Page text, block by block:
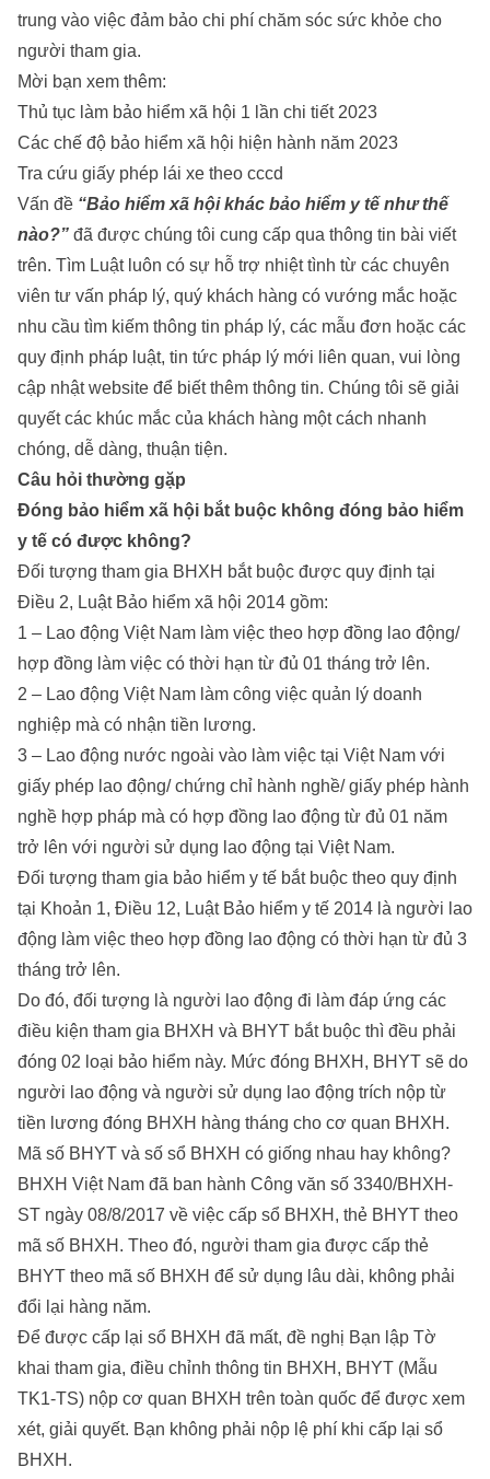
trung vào việc đảm bảo chi phí chăm sóc sức khỏe cho
người tham gia.
Mời bạn xem thêm:
Thủ tục làm bảo hiểm xã hội 1 lần chi tiết 2023
Các chế độ bảo hiểm xã hội hiện hành năm 2023
Tra cứu giấy phép lái xe theo cccd
Vấn đề “Bảo hiểm xã hội khác bảo hiểm y tế như thế
nào?” đã được chúng tôi cung cấp qua thông tin bài viết
trên. Tìm Luật luôn có sự hỗ trợ nhiệt tình từ các chuyên
viên tư vấn pháp lý, quý khách hàng có vướng mắc hoặc
nhu cầu tìm kiếm thông tin pháp lý, các mẫu đơn hoặc các
quy định pháp luật, tin tức pháp lý mới liên quan, vui lòng
cập nhật website để biết thêm thông tin. Chúng tôi sẽ giải
quyết các khúc mắc của khách hàng một cách nhanh
chóng, dễ dàng, thuận tiện.
Câu hỏi thường gặp
Đóng bảo hiểm xã hội bắt buộc không đóng bảo hiểm
y tế có được không?
Đối tượng tham gia BHXH bắt buộc được quy định tại
Điều 2, Luật Bảo hiểm xã hội 2014 gồm:
1 – Lao động Việt Nam làm việc theo hợp đồng lao động/
hợp đồng làm việc có thời hạn từ đủ 01 tháng trở lên.
2 – Lao động Việt Nam làm công việc quản lý doanh
nghiệp mà có nhận tiền lương.
3 – Lao động nước ngoài vào làm việc tại Việt Nam với
giấy phép lao động/ chứng chỉ hành nghề/ giấy phép hành
nghề hợp pháp mà có hợp đồng lao động từ đủ 01 năm
trở lên với người sử dụng lao động tại Việt Nam.
Đối tượng tham gia bảo hiểm y tế bắt buộc theo quy định
tại Khoản 1, Điều 12, Luật Bảo hiểm y tế 2014 là người lao
động làm việc theo hợp đồng lao động có thời hạn từ đủ 3
tháng trở lên.
Do đó, đối tượng là người lao động đi làm đáp ứng các
điều kiện tham gia BHXH và BHYT bắt buộc thì đều phải
đóng 02 loại bảo hiểm này. Mức đóng BHXH, BHYT sẽ do
người lao động và người sử dụng lao động trích nộp từ
tiền lương đóng BHXH hàng tháng cho cơ quan BHXH.
Mã số BHYT và số sổ BHXH có giống nhau hay không?
BHXH Việt Nam đã ban hành Công văn số 3340/BHXH-
ST ngày 08/8/2017 về việc cấp sổ BHXH, thẻ BHYT theo
mã số BHXH. Theo đó, người tham gia được cấp thẻ
BHYT theo mã số BHXH để sử dụng lâu dài, không phải
đổi lại hàng năm.
Để được cấp lại sổ BHXH đã mất, đề nghị Bạn lập Tờ
khai tham gia, điều chỉnh thông tin BHXH, BHYT (Mẫu
TK1-TS) nộp cơ quan BHXH trên toàn quốc để được xem
xét, giải quyết. Bạn không phải nộp lệ phí khi cấp lại sổ
BHXH.